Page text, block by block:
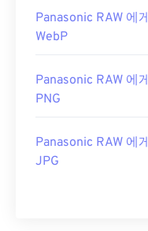
Panasonic RAW 에게
WebP
Panasonic RAW 에게
PNG
Panasonic RAW 에게
JPG